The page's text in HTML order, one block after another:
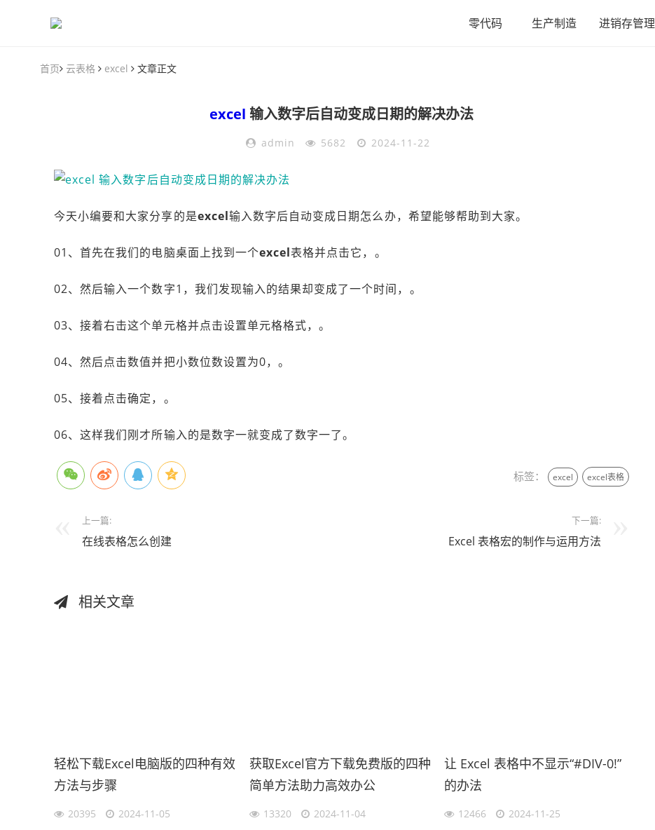
零代码 生产制造 进销存管理
首页 云表格 excel 文章正文
excel 输入数字后自动变成日期的解决办法
admin 5682 2024-11-22
今天小编要和大家分享的是excel输入数字后自动变成日期怎么办，希望能够帮助到大家。
01、首先在我们的电脑桌面上找到一个excel表格并点击它，。
02、然后输入一个数字1，我们发现输入的结果却变成了一个时间，。
03、接着右击这个单元格并点击设置单元格格式，。
04、然后点击数值并把小数位数设置为0，。
05、接着点击确定，。
06、这样我们刚才所输入的是数字一就变成了数字一了。
标签： excel excel表格
上一篇:
在线表格怎么创建
下一篇:
Excel 表格宏的制作与运用方法
相关文章
轻松下载Excel电脑版的四种有效
方法与步骤
20395 2024-11-05
获取Excel官方下载免费版的四种
简单方法助力高效办公
13320 2024-11-04
让 Excel 表格中不显示“#DIV-0!”
的办法
12466 2024-11-25